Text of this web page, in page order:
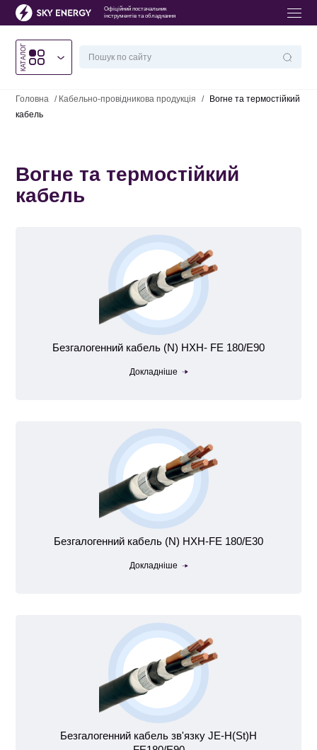
Офіційний постачальник
інструментів та обладнання
КАТАЛОГ
Головна / Кабельно-провідникова продукція /
Вогне та термостійкий
кабель
Вогне та термостійкий
кабель
Безгалогенний кабель (N) HXH- FE 180/E90
Докладніше
Безгалогенний кабель (N) HXH-FE 180/E30
Докладніше
Безгалогенний кабель зв'язку JE-H(St)H